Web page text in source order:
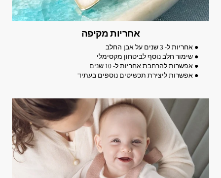
אחריות מקיפה
● אחריות ל- 3 שנים על אבן החלב
● שימור חלב נוסף לביטחון מקסימלי
● אפשרות להרחבת אחריות ל- 10 שנים
● אפשרות ליצירת תכשיטים נוספים בעתיד